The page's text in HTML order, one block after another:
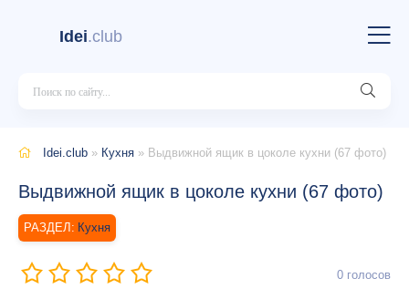
Idei.club
Idei.club » Кухня » Выдвижной ящик в цоколе кухни (67 фото)
Выдвижной ящик в цоколе кухни (67 фото)
Кухня
0 голосов